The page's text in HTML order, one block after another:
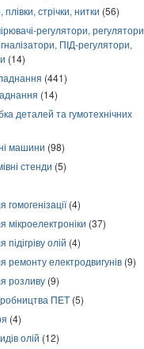
плівки, стрічки, нитки (56)
регулятори, регулятори
ПІД-регулятори,
(14)
(441)
(14)
деталей та гумотехнічних
машини (98)
стенди (5)
гомогенізації(4)
мікроелектроніки (37)
олій (4)
ремонту електродвигунів (9)
розливу (9)
ПЕТ (5)
(4)
олій (12)